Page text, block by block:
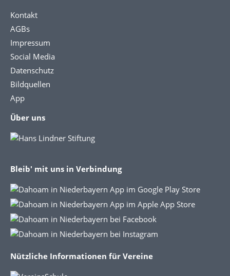
Kontakt
AGBs
Impressum
Social Media
Datenschutz
Bildquellen
App
Über uns
Bleib' mit uns in Verbindung
Nützliche Informationen für Vereine